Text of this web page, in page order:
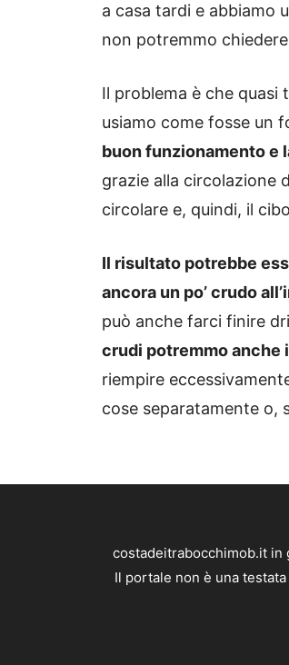
a casa tardi e abbiamo
non potremmo
Il problema è che
usiamo come fosse un
buon funzionamento e
grazie alla circolazione
circolare e, quindi, il
Il risultato potrebbe
ancora un po’ crudo
può anche farci finire
crudi potremmo anche
riempire
cose separatamente o,
costadeitrabocchimob.it in
Il portale non è una